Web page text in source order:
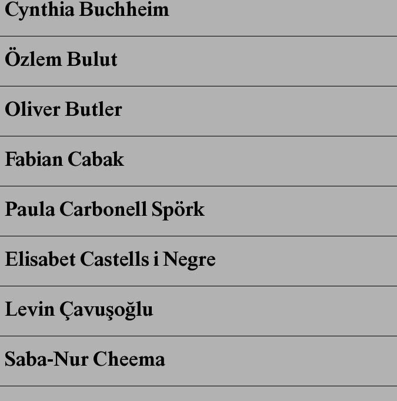
Cynthia Buchheim
Özlem Bulut
Oliver Butler
Fabian Cabak
Paula Carbonell Spörk
Elisabet Castells i Negre
Levin Çavuşoğlu
Saba-Nur Cheema